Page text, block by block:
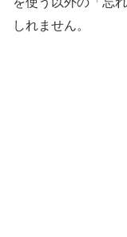
しれません。